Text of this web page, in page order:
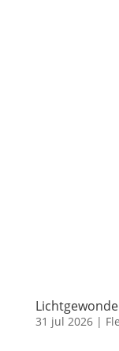
31 jul 2026|